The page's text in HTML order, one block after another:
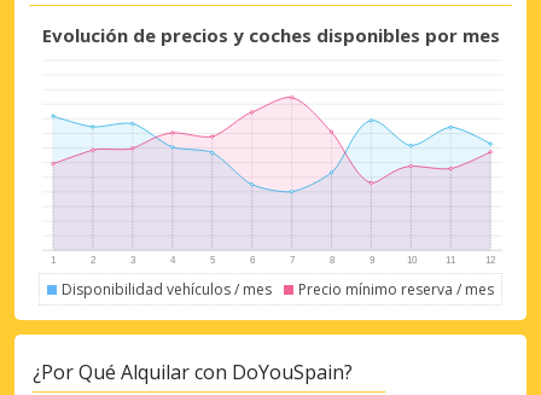
Evolución de precios y coches disponibles por mes
Disponibilidad vehículos / mes Precio mínimo reserva / mes
¿Por Qué Alquilar con DoYouSpain?